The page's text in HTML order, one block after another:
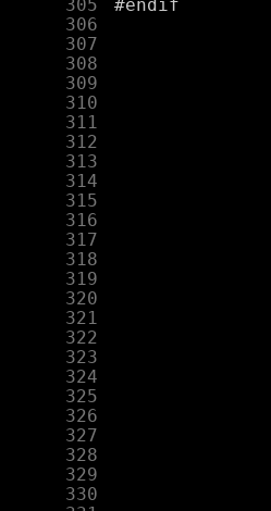
    305
    306
    307
    308
    309
    310
    311
    312
    313
    314
    315
    316
    317
    318
    319
    320
    321
    322
    323
    324
    325
    326
    327
    328
    329
    330